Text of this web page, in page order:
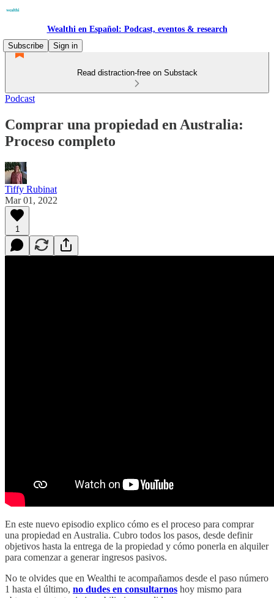
Wealthi en Español: Podcast, eventos & research
Subscribe
Sign in
Read distraction-free on Substack
Podcast
Comprar una propiedad en Australia:
Proceso completo
Tiffy Rubinat
Mar 01, 2022
1
En este nuevo episodio explico cómo es el proceso para comprar
una propiedad en Australia. Cubro todos los pasos, desde definir
objetivos hasta la entrega de la propiedad y cómo ponerla en alquiler
para comenzar a generar ingresos pasivos.
No te olvides que en Wealthi te acompañamos desde el paso número
1 hasta el último, no dudes en consultarnos hoy mismo para